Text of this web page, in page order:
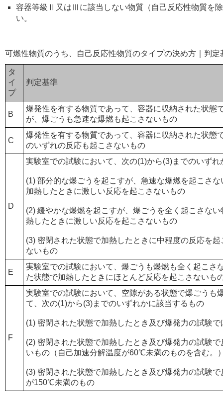
容器等級Ⅱ又はⅢに該当しない物質（自己反応性物質を
い。
可燃性物質のうち、自己反応性物質のタイプの決め方｜判定
タ
イ
プ
判定基準
B
爆発性を有する物質であって、容器に収納された状態
が、爆ごうも急速な爆燃も起こさないもの
C
爆発性を有する物質であって、容器に収納された状態
のいずれの反応も起こさないもの
D
実験室での試験において、次の(1)から(3)までのいずれ
(1) 部分的な爆ごうを起こすが、急速な爆燃を起こさ
加熱したときに激しい反応を起こさないもの
(2) 緩やかな爆燃を起こすが、爆ごうを全く起こさな
熱したときに激しい反応を起こさないもの
(3) 密閉された状態で加熱したときに中程度の反応を
ないもの
E
実験室での試験において、爆ごうも爆燃も全く起こさ
た状態で加熱したときにほとんど反応を起こさないも
F
実験室での試験において、空隙がある状態で爆ごうも
て、次の(1)から(3)までのいずれかに該当するもの
(1) 密閉された状態で加熱したとき及び爆発力の試験
(2) 密閉された状態で加熱したとき及び爆発力の試験
いもの（自己加速分解温度が60℃未満のものを含む。
(3) 密閉された状態で加熱したとき及び爆発力の試験
が150℃未満のもの